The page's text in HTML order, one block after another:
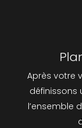
Après votre
définissons
l’ensemble